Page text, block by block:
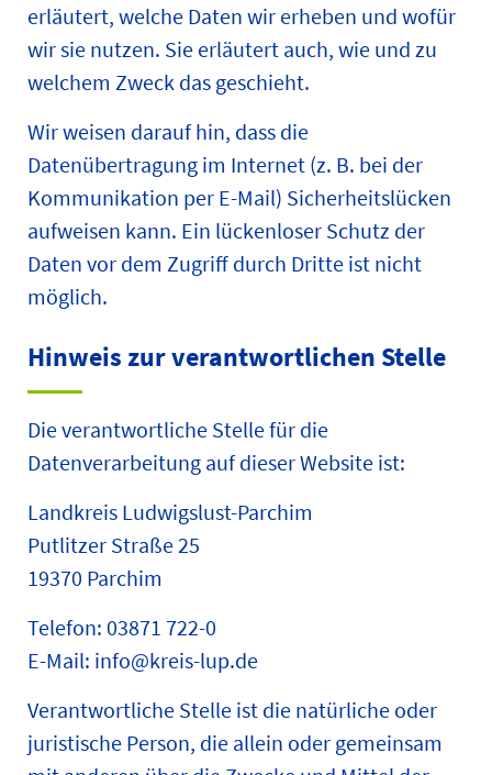
erläutert, welche Daten wir erheben und wofür
wir sie nutzen. Sie erläutert auch, wie und zu
welchem Zweck das geschieht.
Wir weisen darauf hin, dass die
Datenübertragung im Internet (z. B. bei der
Kommunikation per E-Mail) Sicherheitslücken
aufweisen kann. Ein lückenloser Schutz der
Daten vor dem Zugriff durch Dritte ist nicht
möglich.
Hinweis zur verantwortlichen Stelle
Die verantwortliche Stelle für die
Datenverarbeitung auf dieser Website ist:
Landkreis Ludwigslust-Parchim
Putlitzer Straße 25
19370 Parchim
Telefon: 03871 722-0
E-Mail: info@kreis-lup.de
Verantwortliche Stelle ist die natürliche oder
juristische Person, die allein oder gemeinsam